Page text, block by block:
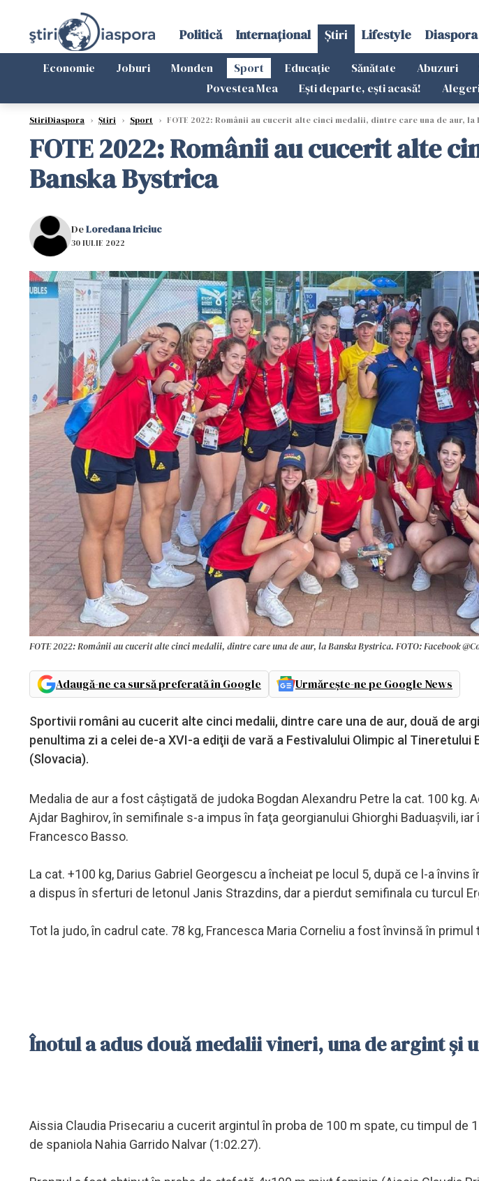
Politică Internațional Știri Lifestyle
Economie Joburi Monden Sport Educație Sănătate Abuzuri
Povestea Mea
Ești departe, ești acasă!
StiriDiaspora › Știri › Sport › FOTE 2022: Românii au cucerit alte cinci medalii, dintre care una de aur, la
FOTE 2022: Românii au cucerit alte
Banska Bystrica
DeLoredana Iriciuc
30 IULIE 2022
FOTE 2022: Românii au cucerit alte cinci medalii, dintre care una de aur, la Banska Bystrica. FOTO: Facebook
Adaugă-ne ca sursă preferată în Google Urmărește-ne pe Google News
Sportivii români au cucerit alte cinci medalii, dintre care una de aur, două de
penultima zi a celei de-a XVI-a ediţii de vară a Festivalului Olimpic al Tineretului
(Slovacia).
Medalia de aur a fost câştigată de judoka Bogdan Alexandru Petre la cat. 100 kg.
Ajdar Baghirov, în semifinale s-a impus în faţa georgianului Ghiorghi Baduaşvili,
Francesco Basso.
La cat. +100 kg, Darius Gabriel Georgescu a încheiat pe locul 5, după ce l-a învins
a dispus în sferturi de letonul Janis Strazdins, dar a pierdut semifinala cu turcul
Tot la judo, în cadrul cate. 78 kg, Francesca Maria Corneliu a fost învinsă în
Înotul a adus două medalii vineri, una de argint şi
Aissia Claudia Prisecariu a cucerit argintul în proba de 100 m spate, cu timpul de
de spaniola Nahia Garrido Nalvar (1:02.27).